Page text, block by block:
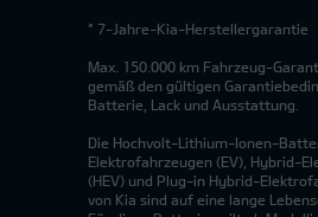
* 7-Jahre-Kia-Herstellergarantie
Max. 150.000 km Fahrzeug-
gemäß den gültigen
Batterie, Lack und Ausstattung.
Die Hochvolt-Lithium-Ionen-
Elektrofahrzeugen (EV), Hybrid-
(HEV) und Plug-in Hybrid-
von Kia sind auf eine lange